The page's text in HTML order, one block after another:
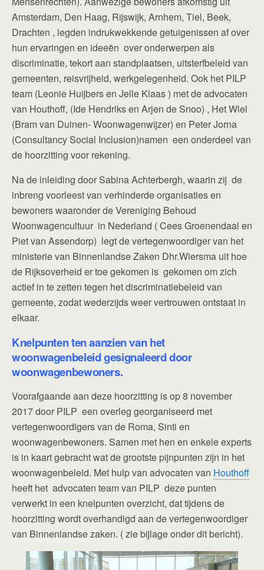
Amsterdam, Den Haag, Rijswijk, Arnhem, Tiel, Beek,
Drachten , legden indrukwekkende getuigenissen af over
hun ervaringen en ideeën over onderwerpen als
discriminatie, tekort aan standplaatsen, uitsterfbeleid van
gemeenten, reisvrijheid, werkgelegenheid. Ook het PILP
team (Leonie Huijbers en Jelle Klaas ) met de advocaten
van Houthoff, (Ide Hendriks en Arjen de Snoo) , Het Wiel
(Bram van Duinen- Woonwagenwijzer) en Peter Jorna
(Consultancy Social Inclusion)namen een onderdeel van
de hoorzitting voor rekening.
Na de inleiding door Sabina Achterbergh, waarin zij de
inbreng voorleest van verhinderde organisaties en
bewoners waaronder de Vereniging Behoud
Woonwagencultuur in Nederland ( Cees Groenendaal en
Piet van Assendorp) legt de vertegenwoordiger van het
ministerie van Binnenlandse Zaken Dhr.Wiersma uit hoe
de Rijksoverheid er toe gekomen is gekomen om zich
actief in te zetten tegen het discriminatiebeleid van
gemeente, zodat wederzijds weer vertrouwen ontstaat in
elkaar.
Knelpunten ten aanzien van het
woonwagenbeleid gesignaleerd door
woonwagenbewoners.
Voorafgaande aan deze hoorzitting is op 8 november
2017 door PILP een overleg georganiseerd met
vertegenwoordigers van de Roma, Sinti en
woonwagenbewoners. Samen met hen en enkele experts
is in kaart gebracht wat de grootste pijnpunten zijn in het
woonwagenbeleid. Met hulp van advocaten van Houthoff
heeft het advocaten team van PILP deze punten
verwerkt in een knelpunten overzicht, dat tijdens de
hoorzitting wordt overhandigd aan de vertegenwoordiger
van Binnenlandse zaken. ( zie bijlage onder dit bericht).